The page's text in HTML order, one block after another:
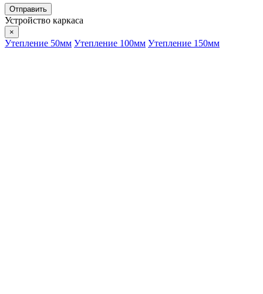
Устройство каркаса
×
Утепление 50мм Утепление 100мм Утепление 150мм